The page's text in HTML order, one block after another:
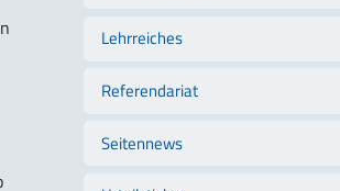
Lehrreiches
Referendariat
Seitennews